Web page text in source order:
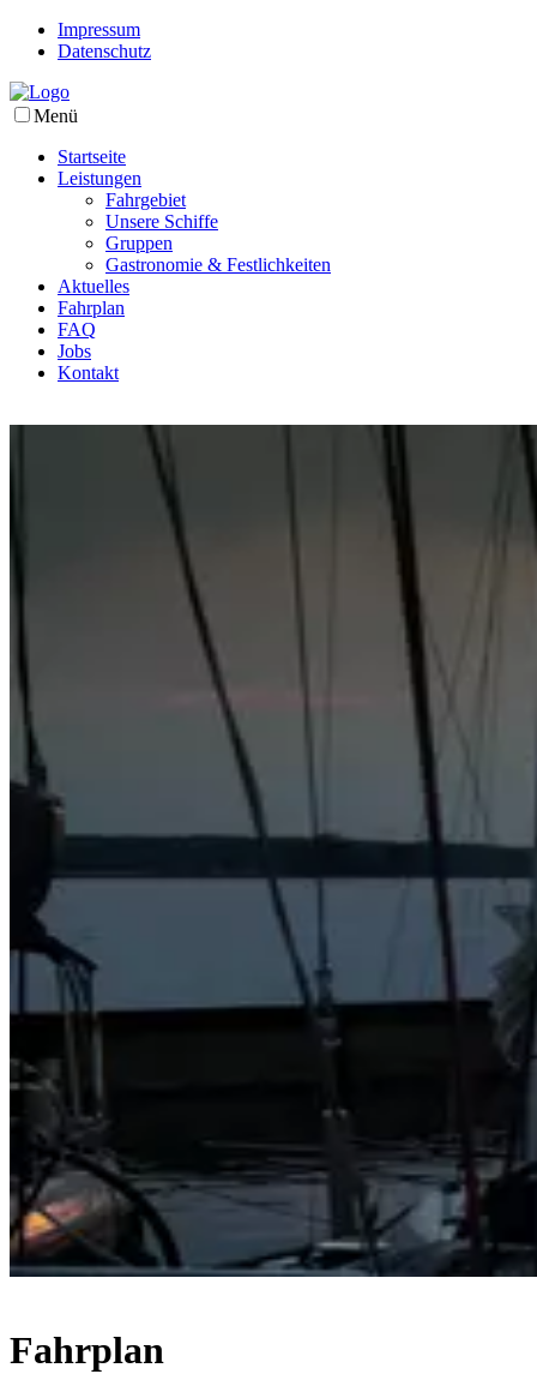
Impressum
Datenschutz
Menü
Startseite
Leistungen
Fahrgebiet
Unsere Schiffe
Gruppen
Gastronomie & Festlichkeiten
Aktuelles
Fahrplan
FAQ
Jobs
Kontakt
Fahrplan